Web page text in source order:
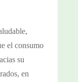
el consumo
su
en